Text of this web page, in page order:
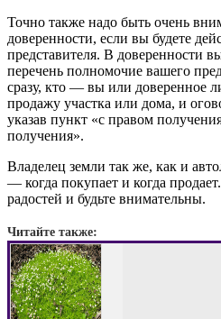
Точно также надо быть очень
доверенности, если вы будете
представителя. В доверенности
перечень полномочие вашего
сразу, кто — вы или доверенное
продажу участка или дома, и
указав пункт «с правом
получения».
Владелец земли так же, как и
— когда покупает и когда
радостей и будьте внимательны.
Читайте также: